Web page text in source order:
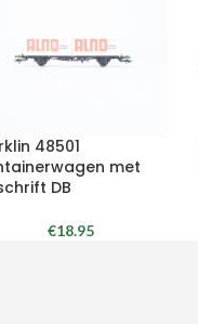
48501
met
DB
€18.95